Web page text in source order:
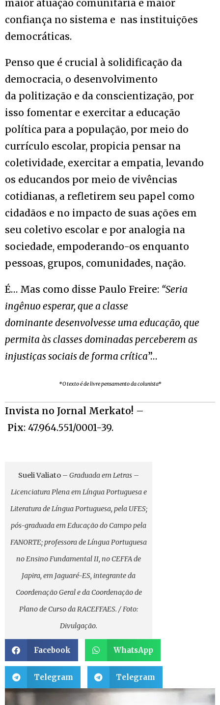
maior atuação comunitária e maior
confiança no sistema e nas instituições
democráticas.
Penso que é crucial à solidificação da
democracia, o desenvolvimento
da politização e da conscientização, por
isso fomentar e exercitar a educação
política para a população, por meio do
currículo escolar, propicia pensar na
coletividade, exercitar a empatia, levando
os educandos por meio de vivências
cotidianas, a refletirem seu papel como
cidadãos e no impacto de suas ações em
seu coletivo escolar e por analogia na
sociedade, empoderando-os enquanto
pessoas, grupos, comunidades, nação.
É… Mas como disse Paulo Freire: “Seria
ingênuo esperar, que a classe
dominante desenvolvesse uma educação, que
permita às classes dominadas perceberem as
injustiças sociais de forma crítica”…
*O texto é de livre pensamento da colunista*
Invista no Jornal Merkato! –
Pix: 47.964.551/0001-39.
Sueli Valiato – Graduada em Letras –
Licenciatura Plena em Língua Portuguesa e
Literatura de Língua Portuguesa, pela UFES;
pós-graduada em Educação do Campo pela
FANORTE; professora de Língua Portuguesa
no Ensino Fundamental II, no CEFFA de
Japira, em Jaguaré-ES, integrante da
Coordenação Geral e da Coordenação de
Plano de Curso da RACEFFAES. / Foto:
Divulgação.
Facebook WhatsApp
Telegram Telegram